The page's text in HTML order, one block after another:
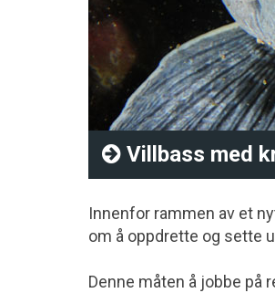
Villbass med
Innenfor rammen av et
om å oppdrette og sette
Denne måten å jobbe på